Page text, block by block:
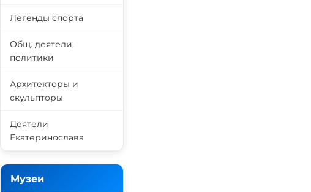
Легенды спорта
Общ. деятели,
политики
Архитекторы и
скульпторы
Деятели
Екатеринослава
Музеи